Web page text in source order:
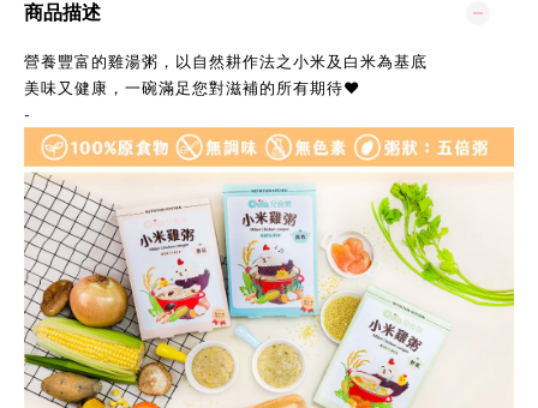
商品描述
營養豐富的雞湯粥，以自然耕作法之小米及白米為基底
美味又健康，一碗滿足您對滋補的所有期待❤️
-